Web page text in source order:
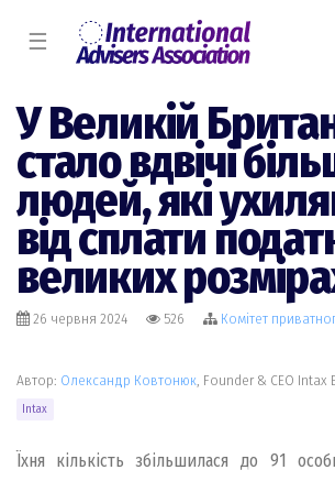
☰
У Великій
стало вдвічі
людей, які
від сплати
великих
26 червня 2024 526 Комiтет
Автор: Олександр Ковтонюк , Founder & CEO Intax
Intax
Їхня кількість збільшилася до 91